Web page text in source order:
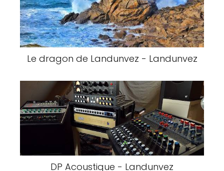
Le dragon de Landunvez - Landunvez
DP Acoustique - Landunvez